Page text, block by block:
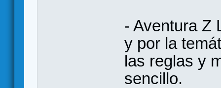
- Aventura Z
y por la
las reglas y
sencillo.